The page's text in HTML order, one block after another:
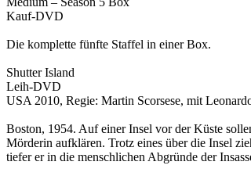
Kauf-DVD
Die komplette fünfte Staffel in einer Box.
Shutter Island
Leih-DVD
USA 2010, Regie: Martin Scorsese, mit
Boston, 1954. Auf einer Insel vor der Küste
Mörderin aufklären. Trotz eines über die Insel
tiefer er in die menschlichen Abgründe der